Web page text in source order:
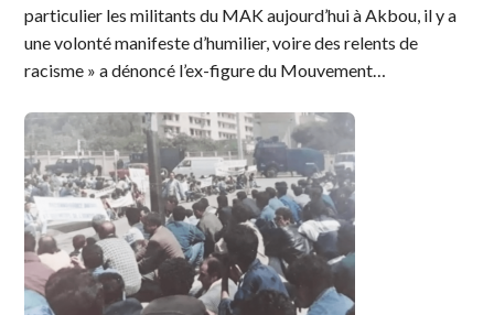
particulier les militants du MAK aujourd’hui à Akbou, il y a
une volonté manifeste d’humilier, voire des relents de
racisme » a dénoncé l’ex-figure du Mouvement…